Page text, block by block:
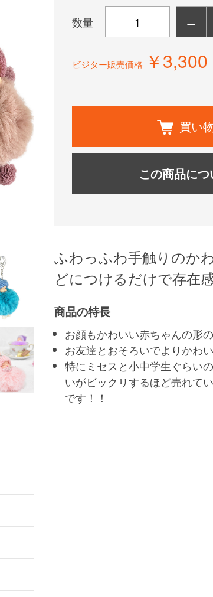
数量 －
ビジター販売価格 ￥3,300
買い
この商品に
ふわっふわ手触りのか
どにつけるだけで存在
商品の特長
お顔もかわいい赤ちゃんの形の
お友達とおそろいでよりかわ
特にミセスと小中学生ぐらい
いがビックリするほど売れて
です！！